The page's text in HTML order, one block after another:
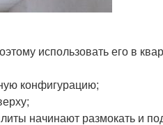
использовать его в
конфигурацию;
начинают размокать и